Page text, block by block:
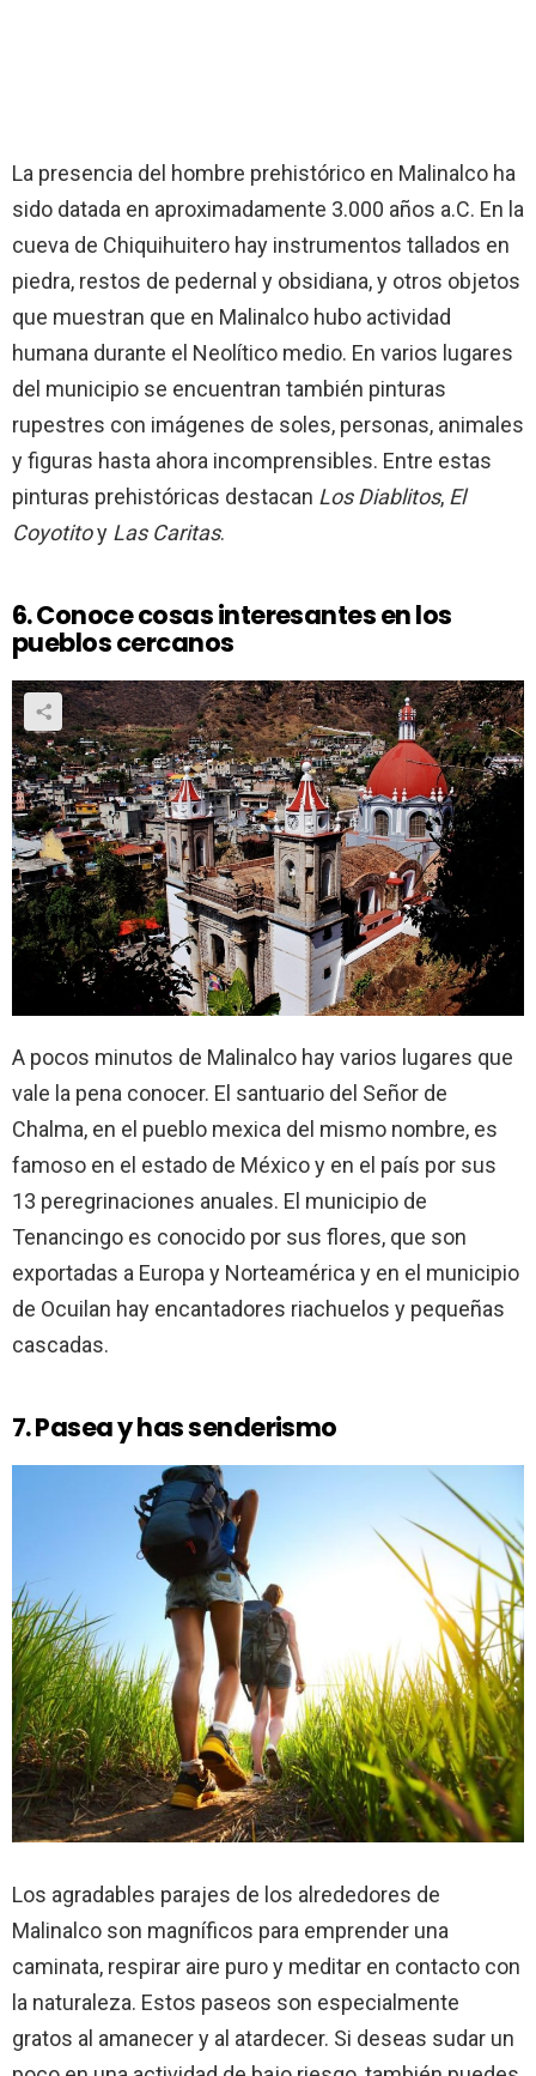
La presencia del hombre prehistórico en Malinalco ha
sido datada en aproximadamente 3.000 años a.C. En la
cueva de Chiquihuitero hay instrumentos tallados en
piedra, restos de pedernal y obsidiana, y otros objetos
que muestran que en Malinalco hubo actividad
humana durante el Neolítico medio. En varios lugares
del municipio se encuentran también pinturas
rupestres con imágenes de soles, personas, animales
y figuras hasta ahora incomprensibles. Entre estas
pinturas prehistóricas destacan Los Diablitos, El
Coyotitoy Las Caritas.
6. Conoce cosas interesantes en los
pueblos cercanos
A pocos minutos de Malinalco hay varios lugares que
vale la pena conocer. El santuario del Señor de
Chalma, en el pueblo mexica del mismo nombre, es
famoso en el estado de México y en el país por sus
13 peregrinaciones anuales. El municipio de
Tenancingo es conocido por sus flores, que son
exportadas a Europa y Norteamérica y en el municipio
de Ocuilan hay encantadores riachuelos y pequeñas
cascadas.
7. Pasea y has senderismo
Los agradables parajes de los alrededores de
Malinalco son magníficos para emprender una
caminata, respirar aire puro y meditar en contacto con
la naturaleza. Estos paseos son especialmente
gratos al amanecer y al atardecer. Si deseas sudar un